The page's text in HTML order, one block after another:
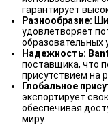
гарантирует
Разнообразие:
удовлетворяет
образовательных
Надежность:
поставщика, что
присутствием на
Глобальное
экспортирует
обеспечивая
миру.